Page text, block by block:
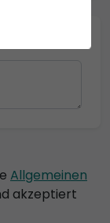
Allgemeinen
akzeptiert